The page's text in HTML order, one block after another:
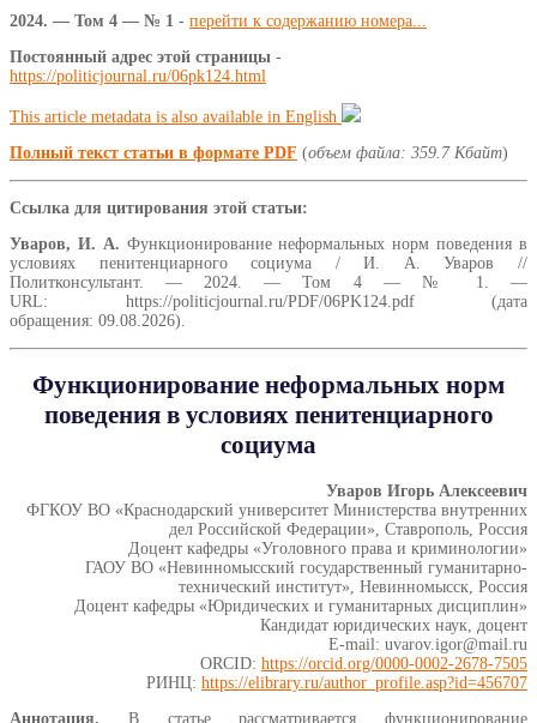
2024. — Том 4 — № 1 - перейти к содержанию номера...
Постоянный адрес этой страницы -
https://politicjournal.ru/06pk124.html
This article metadata is also available in English
Полный текст статьи в формате PDF (объем файла: 359.7 Кбайт)
Ссылка для цитирования этой статьи:
Уваров, И. А. Функционирование неформальных норм поведения в
условиях пенитенциарного социума / И. А. Уваров //
Политконсультант. — 2024. — Том 4 — № 1. —
URL: https://politicjournal.ru/PDF/06PK124.pdf (дата
обращения: 09.08.2026).
Функционирование неформальных норм
поведения в условиях пенитенциарного
социума
Уваров Игорь Алексеевич
ФГКОУ ВО «Краснодарский университет Министерства внутренних
дел Российской Федерации», Ставрополь, Россия
Доцент кафедры «Уголовного права и криминологии»
ГАОУ ВО «Невинномысский государственный гуманитарно-
технический институт», Невинномысск, Россия
Доцент кафедры «Юридических и гуманитарных дисциплин»
Кандидат юридических наук, доцент
E-mail: uvarov.igor@mail.ru
ORCID: https://orcid.org/0000-0002-2678-7505
РИНЦ: https://elibrary.ru/author_profile.asp?id=456707
Аннотация. В статье рассматривается функционирование